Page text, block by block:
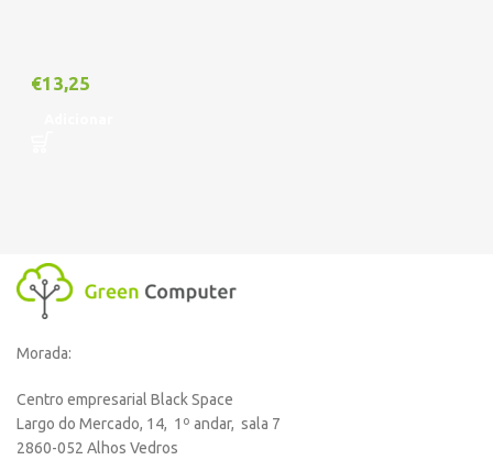
€13,25
Morada:
Centro empresarial Black Space
Largo do Mercado, 14, 1º andar, sala 7
2860-052 Alhos Vedros